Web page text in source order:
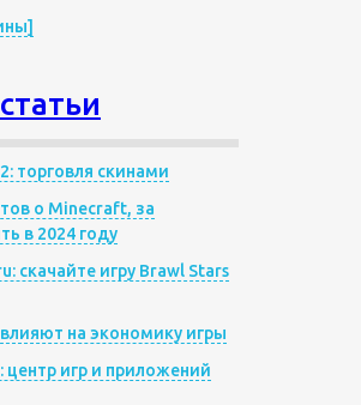
торговля скинами
о Minecraft, за
в 2024 году
скачайте игру Brawl Stars
влияют на экономику игры
центр игр и приложений